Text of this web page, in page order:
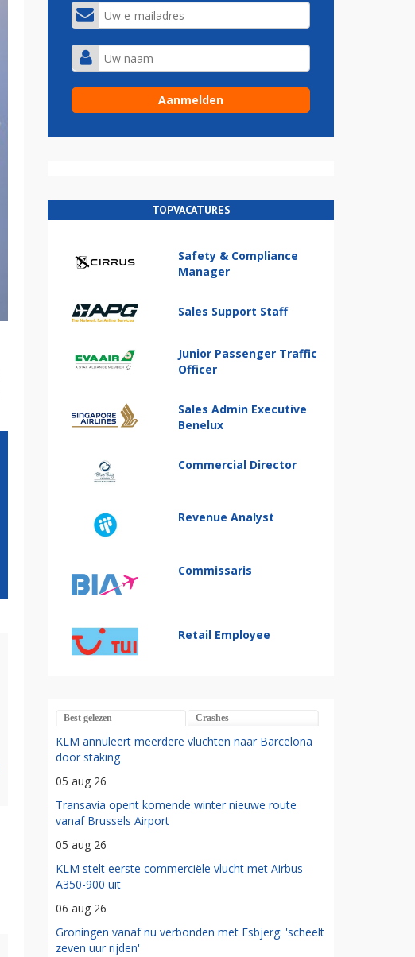
TOPVACATURES
Safety & Compliance
Manager
Sales Support Staff
Junior Passenger Traffic
Officer
Sales Admin Executive
Benelux
Commercial Director
Revenue Analyst
Commissaris
Retail Employee
Best gelezen Crashes
KLM annuleert meerdere vluchten naar Barcelona
door staking
05 aug 26
Transavia opent komende winter nieuwe route
vanaf Brussels Airport
05 aug 26
KLM stelt eerste commerciële vlucht met Airbus
A350-900 uit
06 aug 26
Groningen vanaf nu verbonden met Esbjerg: 'scheelt
zeven uur rijden'